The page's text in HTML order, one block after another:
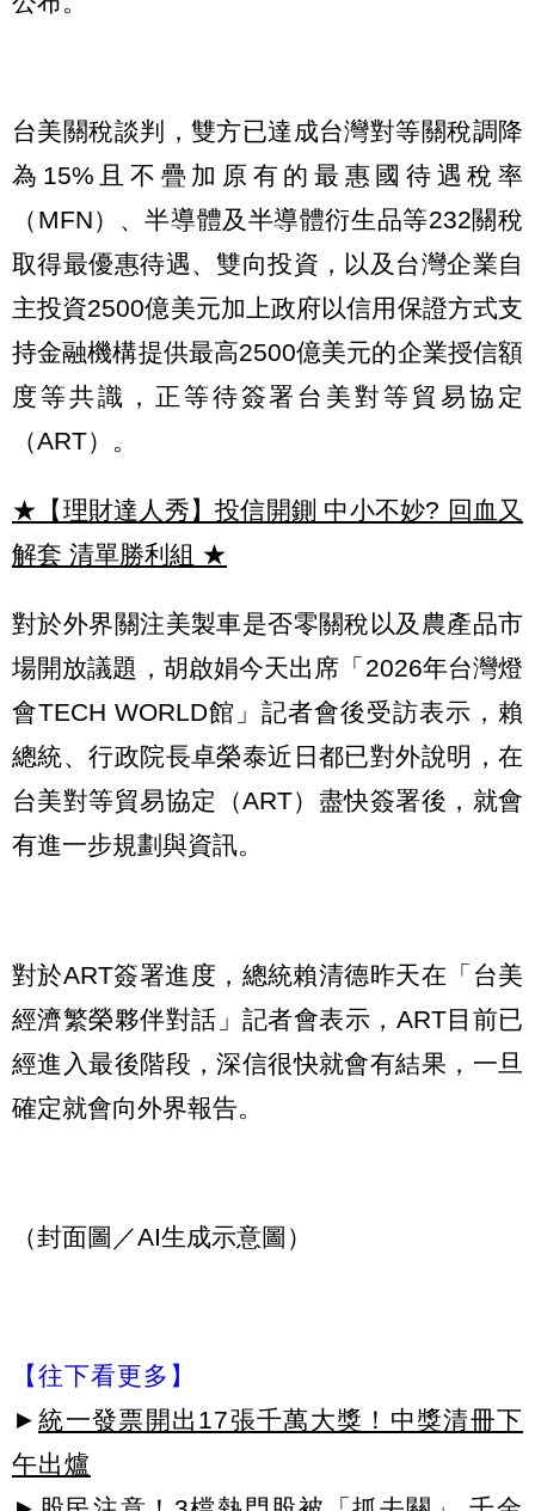
台美關稅談判，雙方已達成台灣對等關稅調降
為15%且不疊加原有的最惠國待遇稅率
（MFN）、半導體及半導體衍生品等232關稅
取得最優惠待遇、雙向投資，以及台灣企業自
主投資2500億美元加上政府以信用保證方式支
持金融機構提供最高2500億美元的企業授信額
度等共識，正等待簽署台美對等貿易協定
（ART）。
★【理財達人秀】投信開鍘 中小不妙? 回血又
解套 清單勝利組 ★
對於外界關注美製車是否零關稅以及農產品市
場開放議題，胡啟娟今天出席「2026年台灣燈
會TECH WORLD館」記者會後受訪表示，賴
總統、行政院長卓榮泰近日都已對外說明，在
台美對等貿易協定（ART）盡快簽署後，就會
有進一步規劃與資訊。
對於ART簽署進度，總統賴清德昨天在「台美
經濟繁榮夥伴對話」記者會表示，ART目前已
經進入最後階段，深信很快就會有結果，一旦
確定就會向外界報告。
（封面圖／AI生成示意圖）
【往下看更多】
► 統一發票開出17張千萬大獎！中獎清冊下
午出爐